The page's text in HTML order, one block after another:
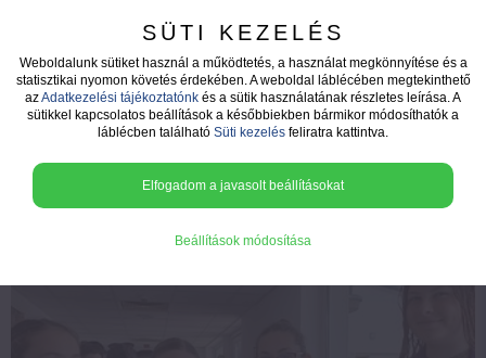
2022 Balatoni tábor-
Kehidakustány
SÜTI KEZELÉS
Weboldalunk sütiket használ a működtetés, a használat megkönnyítése és a
statisztikai nyomon követés érdekében. A weboldal láblécében megtekinthető
azAdatkezelési tájékoztatónk és a sütik használatának részletes leírása. A
sütikkel kapcsolatos beállítások a későbbiekben bármikor módosíthatók a
láblécben található Süti kezelés feliratra kattintva.
Elfogadom a javasolt beállításokat
Beállítások módosítása